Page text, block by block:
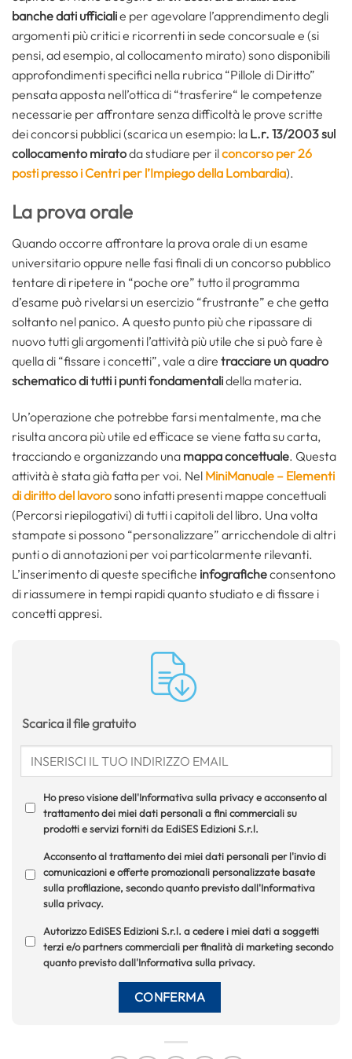
banche dati ufficialie per agevolare l’apprendimento degli
argomenti più critici e ricorrenti in sede concorsuale e (si
pensi, ad esempio, al collocamento mirato) sono disponibili
approfondimenti specifici nella rubrica “Pillole di Diritto”
pensata apposta nell’ottica di “trasferire“ le competenze
necessarie per affrontare senza difficoltà le prove scritte
dei concorsi pubblici (scarica un esempio: la L.r. 13/2003 sul
collocamento miratoda studiare per ilconcorso per 26
posti presso i Centri per l’Impiego della Lombardia).
La prova orale
Quando occorre affrontare la prova orale di un esame
universitario oppure nelle fasi finali di un concorso pubblico
tentare di ripetere in “poche ore” tutto il programma
d’esame può rivelarsi un esercizio “frustrante” e che getta
soltanto nel panico. A questo punto più che ripassare di
nuovo tutti gli argomenti l’attività più utile che si può fare è
quella di “fissare i concetti”, vale a dire tracciare un quadro
schematico di tutti i punti fondamentalidella materia.
Un’operazione che potrebbe farsi mentalmente, ma che
risulta ancora più utile ed efficace se viene fatta su carta,
tracciando e organizzando una mappa concettuale. Questa
attività è stata già fatta per voi. Nel MiniManuale – Elementi
di diritto del lavorosono infatti presenti mappe concettuali
(Percorsi riepilogativi) di tutti i capitoli del libro. Una volta
stampate si possono “personalizzare” arricchendole di altri
punti o di annotazioni per voi particolarmente rilevanti.
L’inserimento di queste specifiche infograficheconsentono
di riassumere in tempi rapidi quanto studiato e di fissare i
concetti appresi.
Scarica il file gratuito
Ho preso visione dell'Informativa sulla privacy e acconsento al
trattamento dei miei dati personali a fini commerciali su
prodotti e servizi forniti da EdiSES Edizioni S.r.l.
Acconsento al trattamento dei miei dati personali per l'invio di
comunicazioni e offerte promozionali personalizzate basate
sulla profilazione, secondo quanto previsto dall'Informativa
sulla privacy.
Autorizzo EdiSES Edizioni S.r.l. a cedere i miei dati a soggetti
terzi e/o partners commerciali per finalità di marketing secondo
quanto previsto dall'Informativa sulla privacy.